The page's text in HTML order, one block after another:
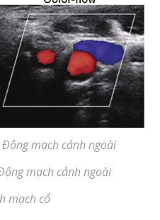
mạch cảnh ngoài
mạch cảnh ngoài
mạch cổ